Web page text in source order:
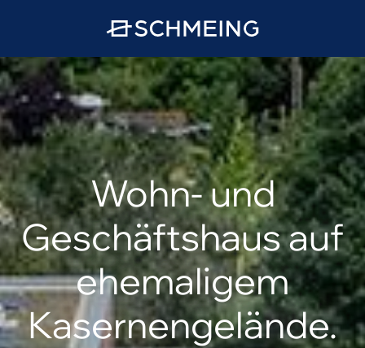
Wohn- und
Geschäftshaus auf
ehemaligem
Kasernengelände.